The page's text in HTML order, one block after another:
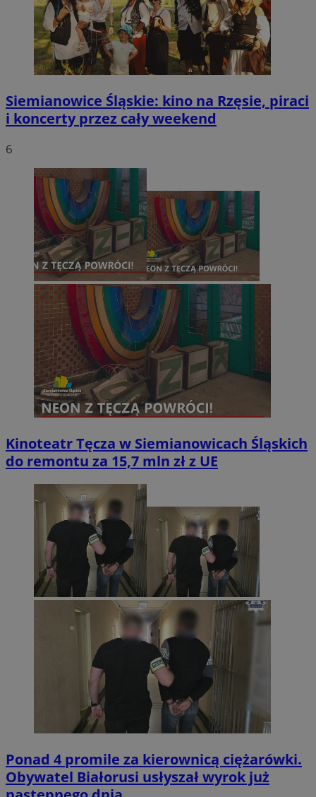
Siemianowice Śląskie: kino na Rzęsie, piraci
i koncerty przez cały weekend
6
Kinoteatr Tęcza w Siemianowicach Śląskich
do remontu za 15,7 mln zł z UE
Ponad 4 promile za kierownicą ciężarówki.
Obywatel Białorusi usłyszał wyrok już